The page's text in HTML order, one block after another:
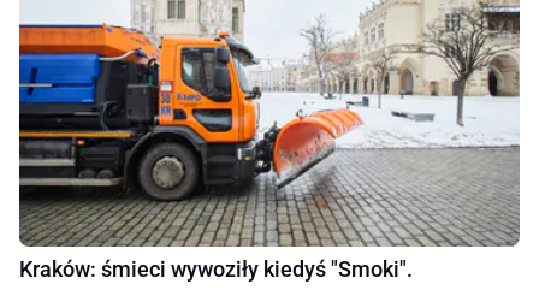
Kraków: śmieci wywoziły kiedyś "Smoki".